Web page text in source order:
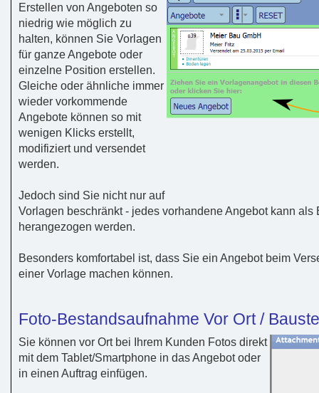
Erstellen von Angeboten so
niedrig wie möglich zu
halten, können Sie Vorlagen
für ganze Angebote oder
einzelne Position erstellen.
Gleiche oder ähnliche immer
wieder vorkommende
Angebote können so mit
wenigen Klicks erstellt,
modifiziert und versendet
werden.
Jedoch sind Sie nicht nur auf
Vorlagen beschränkt - jedes vorhandene Angebot kann als
herangezogen werden.
Besonders komfortabel ist, dass Sie ein Angebot beim
einer Vorlage machen können.
Foto-Bestandsaufnahme Vor Ort /
Sie können vor Ort bei Ihrem Kunden Fotos direkt
mit dem Tablet/Smartphone in das Angebot oder
in einen Auftrag einfügen.